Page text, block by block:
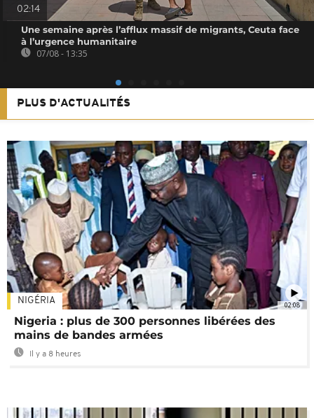
02:14
Une semaine après l’afflux massif de migrants, Ceuta face
à l’urgence humanitaire
07/08 - 13:35
PLUS D'ACTUALITÉS
02:08
NIGÉRIA
Nigeria : plus de 300 personnes libérées des
mains de bandes armées
Il y a 8 heures